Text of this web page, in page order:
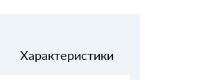
Характеристики